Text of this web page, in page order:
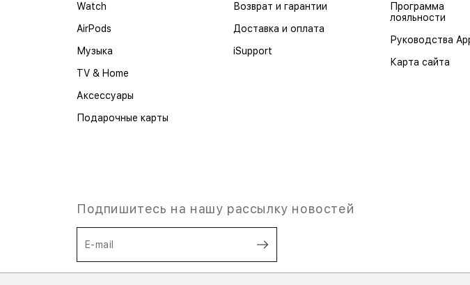
Watch
AirPods
Музыка
TV & Home
Аксессуары
Подарочные карты
Возврат и гарантии
Доставка и оплата
iSupport
Программа
лояльности
Руководства
Карта сайта
Подпишитесь на нашу рассылку новостей
E-mail